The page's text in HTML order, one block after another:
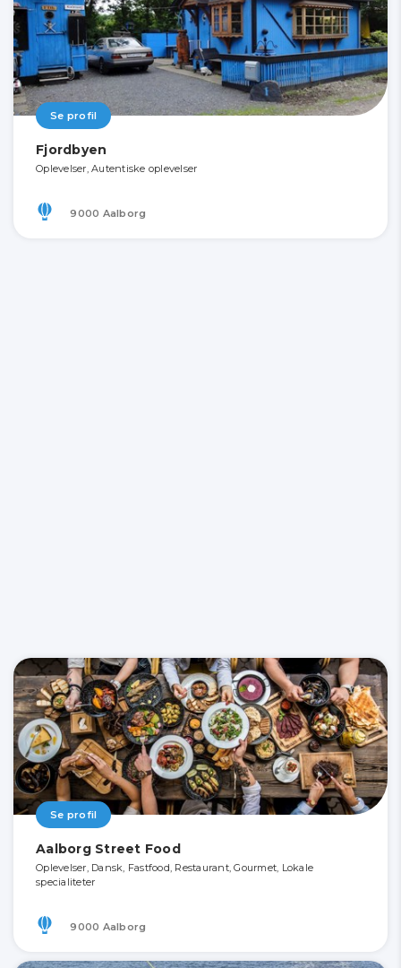
Se profil
Fjordbyen
Oplevelser, Autentiske oplevelser
9000 Aalborg
Se profil
Aalborg Street Food
Oplevelser, Dansk, Fastfood, Restaurant, Gourmet, Lokale
specialiteter
9000 Aalborg